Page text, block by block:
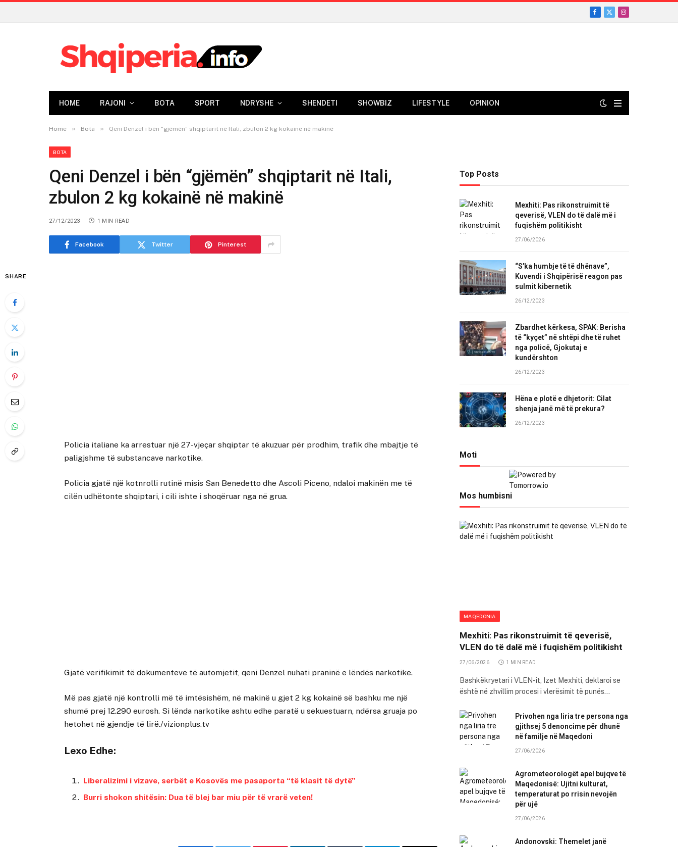
Facebook
X
Instagram
HOME RAJONI BOTA SPORT NDRYSHE SHENDETI SHOWBIZ LIFESTYLE OPINION
Home » Bota » Qeni Denzel i bën “gjëmën” shqiptarit në Itali, zbulon 2 kg kokainë në makinë
BOTA
Qeni Denzel i bën “gjëmën” shqiptarit në Itali,
zbulon 2 kg kokainë në makinë
27/12/2023 1 MIN READ
Facebook Twitter Pinterest
SHARE
Policia italiane ka arrestuar një 27-vjeçar shqiptar të akuzuar për prodhim, trafik dhe mbajtje të
paligjshme të substancave narkotike.
Policia gjatë një kotnrolli rutinë misis San Benedetto dhe Ascoli Piceno, ndaloi makinën me të
cilën udhëtonte shqiptari, i cili ishte i shoqëruar nga në grua.
Gjatë verifikimit të dokumenteve të automjetit, qeni Denzel nuhati praninë e lëndës narkotike.
Më pas gjatë një kontrolli më të imtësishëm, në makinë u gjet 2 kg kokainë së bashku me një
shumë prej 12.290 eurosh. Si lënda narkotike ashtu edhe paratë u sekuestuarn, ndërsa gruaja po
hetohet në gjendje të lirë./vizionplus.tv
Lexo Edhe:
Liberalizimi i vizave, serbët e Kosovës me pasaporta “të klasit të dytë”
Burri shokon shitësin: Dua të blej bar miu për të vrarë veten!
Top Posts
Mexhiti: Pas rikonstruimit të
qeverisë, VLEN do të dalë më i
fuqishëm politikisht
27/06/2026
“S’ka humbje të të dhënave”,
Kuvendi i Shqipërisë reagon pas
sulmit kibernetik
26/12/2023
Zbardhet kërkesa, SPAK: Berisha
të “kyçet” në shtëpi dhe të ruhet
nga policë, Gjokutaj e
kundërshton
26/12/2023
Hëna e plotë e dhjetorit: Cilat
shenja janë më të prekura?
26/12/2023
Moti
Mos humbisni
MAQEDONIA
Mexhiti: Pas rikonstruimit të qeverisë,
VLEN do të dalë më i fuqishëm politikisht
27/06/2026 1 MIN READ
Bashkëkryetari i VLEN-it, Izet Mexhiti, deklaroi se
është në zhvillim procesi i vlerësimit të punës…
Privohen nga liria tre persona nga
gjithsej 5 denoncime për dhunë
në familje në Maqedoni
27/06/2026
Agrometeorologët apel bujqve të
Maqedonisë: Ujitni kulturat,
temperaturat po rrisin nevojën
për ujë
27/06/2026
Andonovski: Themelet janë